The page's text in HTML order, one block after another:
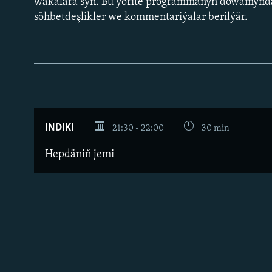
söhbetdeşlikler we kommentariýalar berilýär.
INDIKI 21:30 - 22:00 30 min
Hepdäniň jemi